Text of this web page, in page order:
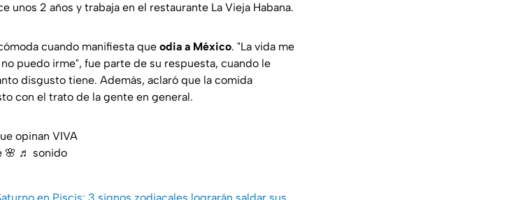
unos 2 años y trabaja en el restaurante La Vieja Habana.
cuando manifiesta que odia a México. "La vida me
puedo irme", fue parte de su respuesta, cuando le
disgusto tiene. Además, aclaró que la comida
con el trato de la gente en general.
opinan VIVA
🌸 ♬ sonido